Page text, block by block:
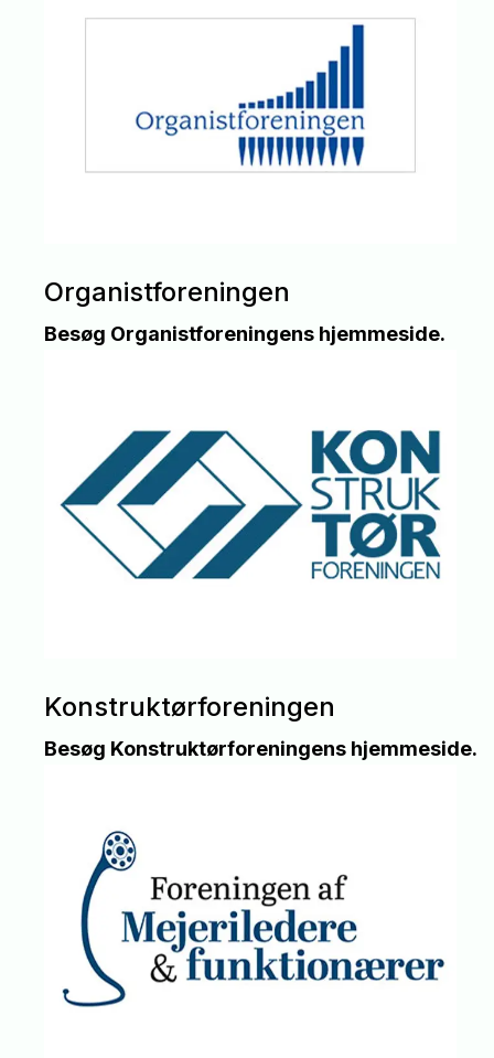
Organistforeningen
Besøg Organistforeningens hjemmeside.
Konstruktørforeningen
Besøg Konstruktørforeningens hjemmeside.